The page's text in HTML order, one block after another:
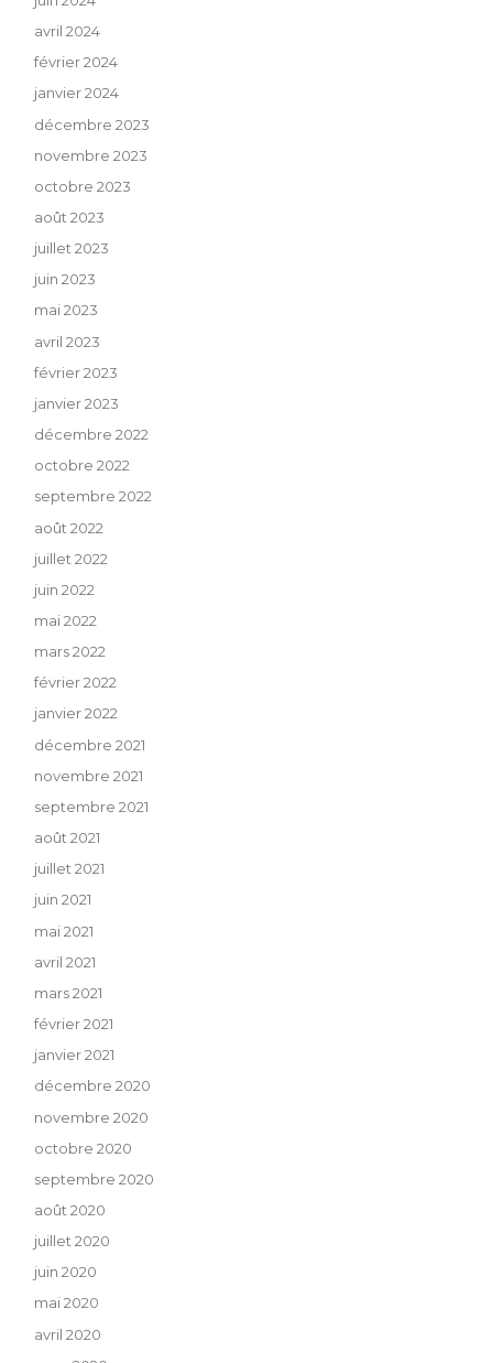
avril 2024
février 2024
janvier 2024
décembre 2023
novembre 2023
octobre 2023
août 2023
juillet 2023
juin 2023
mai 2023
avril 2023
février 2023
janvier 2023
décembre 2022
octobre 2022
septembre 2022
août 2022
juillet 2022
juin 2022
mai 2022
mars 2022
février 2022
janvier 2022
décembre 2021
novembre 2021
septembre 2021
août 2021
juillet 2021
juin 2021
mai 2021
avril 2021
mars 2021
février 2021
janvier 2021
décembre 2020
novembre 2020
octobre 2020
septembre 2020
août 2020
juillet 2020
juin 2020
mai 2020
avril 2020